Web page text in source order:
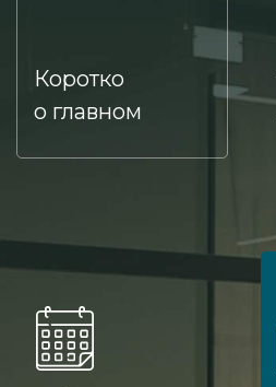
Коротко
о главном